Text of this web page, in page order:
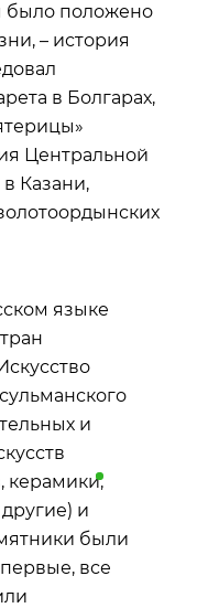
было положено
– история
в Болгарах,
Центральной
Казани,
языке
и
керамики,
и
были
все